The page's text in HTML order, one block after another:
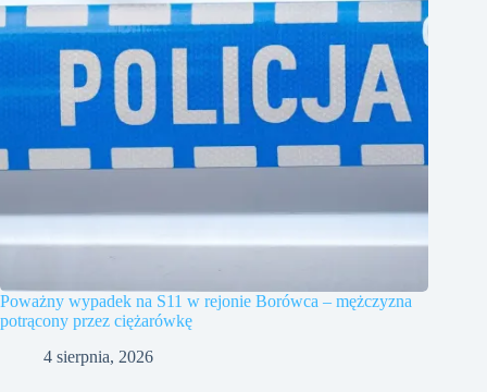
Poważny wypadek na S11 w rejonie Borówca – mężczyzna
potrącony przez ciężarówkę
4 sierpnia, 2026